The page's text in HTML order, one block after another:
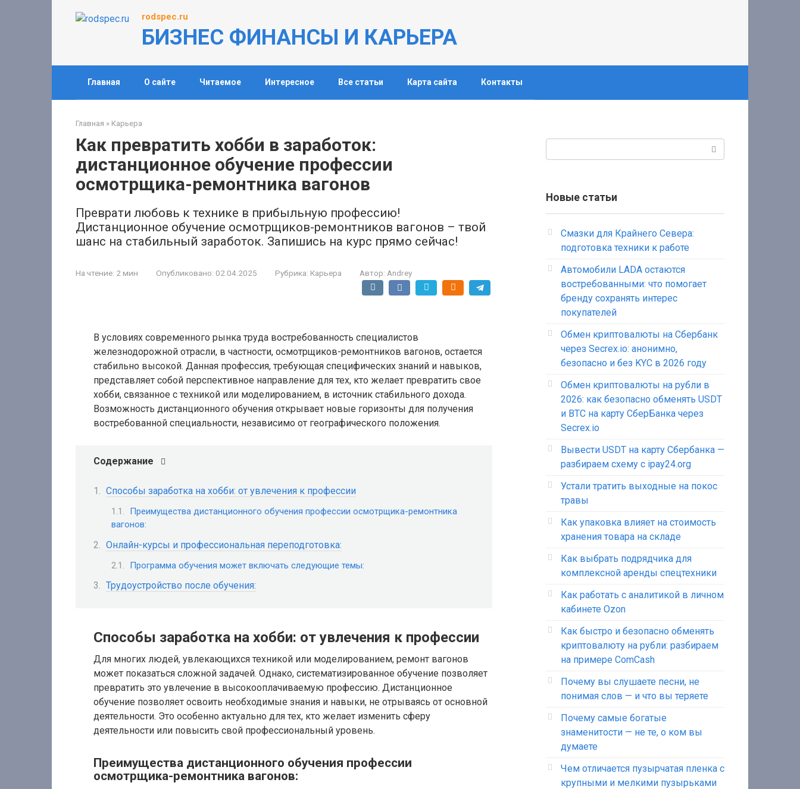
rodspec.ru
БИЗНЕС ФИНАНСЫ И КАРЬЕРА
Главная О сайте Читаемое Интересное Все статьи Карта сайта Контакты
Главная » Карьера
Как превратить хобби в заработок:
дистанционное обучение профессии
осмотрщика-ремонтника вагонов
Преврати любовь к технике в прибыльную профессию!
Дистанционное обучение осмотрщиков-ремонтников вагонов – твой
шанс на стабильный заработок. Запишись на курс прямо сейчас!
На чтение: 2 мин Опубликовано: 02.04.2025 Рубрика: Карьера Автор: Andrey
В условиях современного рынка труда востребованность специалистов
железнодорожной отрасли, в частности, осмотрщиков-ремонтников вагонов, остается
стабильно высокой. Данная профессия, требующая специфических знаний и навыков,
представляет собой перспективное направление для тех, кто желает превратить свое
хобби, связанное с техникой или моделированием, в источник стабильного дохода.
Возможность дистанционного обучения открывает новые горизонты для получения
востребованной специальности, независимо от географического положения.
Содержание
Способы заработка на хобби: от увлечения к профессии
Преимущества дистанционного обучения профессии осмотрщика-ремонтника
вагонов:
Онлайн-курсы и профессиональная переподготовка:
Программа обучения может включать следующие темы:
Трудоустройство после обучения:
Способы заработка на хобби: от увлечения к профессии
Для многих людей, увлекающихся техникой или моделированием, ремонт вагонов
может показаться сложной задачей. Однако, систематизированное обучение позволяет
превратить это увлечение в высокооплачиваемую профессию. Дистанционное
обучение позволяет освоить необходимые знания и навыки, не отрываясь от основной
деятельности. Это особенно актуально для тех, кто желает изменить сферу
деятельности или повысить свой профессиональный уровень.
Преимущества дистанционного обучения профессии
осмотрщика-ремонтника вагонов:
Новые статьи
Смазки для Крайнего Севера:
подготовка техники к работе
Автомобили LADA остаются
востребованными: что помогает
бренду сохранять интерес
покупателей
Обмен криптовалюты на Сбербанк
через Secrex.io: анонимно,
безопасно и без KYC в 2026 году
Обмен криптовалюты на рубли в
2026: как безопасно обменять USDT
и BTC на карту СберБанка через
Secrex.io
Вывести USDT на карту Сбербанка —
разбираем схему с ipay24.org
Устали тратить выходные на покос
травы
Как упаковка влияет на стоимость
хранения товара на складе
Как выбрать подрядчика для
комплексной аренды спецтехники
Как работать с аналитикой в личном
кабинете Ozon
Как быстро и безопасно обменять
криптовалюту на рубли: разбираем
на примере ComCash
Почему вы слушаете песни, не
понимая слов — и что вы теряете
Почему самые богатые
знаменитости — не те, о ком вы
думаете
Чем отличается пузырчатая пленка с
крупными и мелкими пузырьками